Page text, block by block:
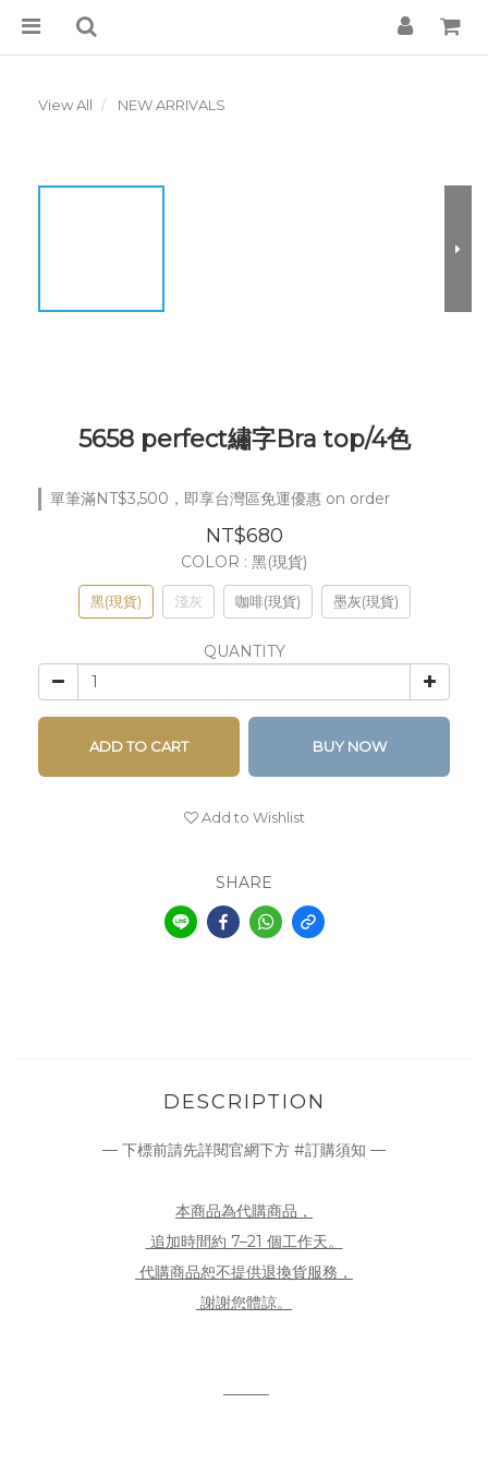
View All NEW ARRIVALS
5658 perfect繡字Bra top/4色
單筆滿NT$3,500，即享台灣區免運優惠 on order
NT$680
COLOR : 黑(現貨)
黑(現貨) 淺灰 咖啡(現貨) 墨灰(現貨)
QUANTITY
ADD TO CART BUY NOW
Add to Wishlist
SHARE
DESCRIPTION
— 下標前請先詳閱官網下方 #訂購須知 —
本商品為代購商品，
追加時間約 7–21 個工作天。
代購商品恕不提供退換貨服務，
謝謝您體諒。
———